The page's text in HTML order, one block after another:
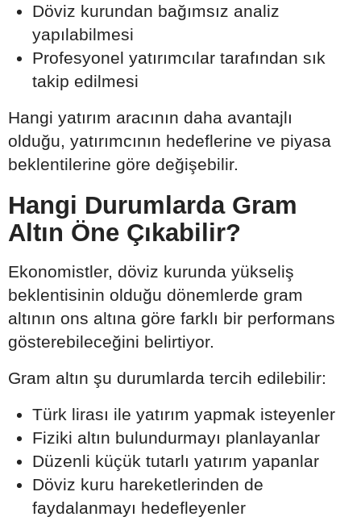
Döviz kurundan bağımsız analiz
yapılabilmesi
Profesyonel yatırımcılar tarafından sık
takip edilmesi
Hangi yatırım aracının daha avantajlı
olduğu, yatırımcının hedeflerine ve piyasa
beklentilerine göre değişebilir.
Hangi Durumlarda Gram
Altın Öne Çıkabilir?
Ekonomistler, döviz kurunda yükseliş
beklentisinin olduğu dönemlerde gram
altının ons altına göre farklı bir performans
gösterebileceğini belirtiyor.
Gram altın şu durumlarda tercih edilebilir:
Türk lirası ile yatırım yapmak isteyenler
Fiziki altın bulundurmayı planlayanlar
Düzenli küçük tutarlı yatırım yapanlar
Döviz kuru hareketlerinden de
faydalanmayı hedefleyenler